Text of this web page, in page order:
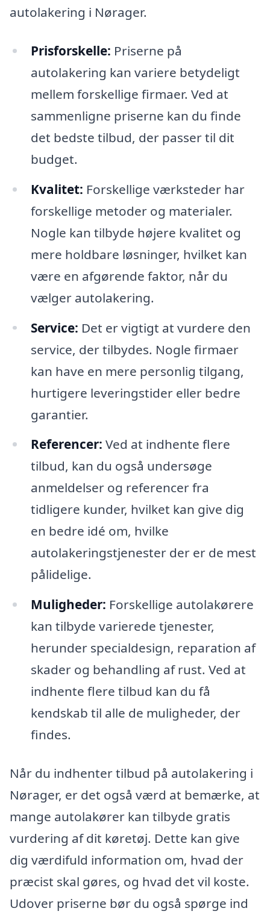
autolakering i Nørager.
Prisforskelle: Priserne på
autolakering kan variere betydeligt
mellem forskellige firmaer. Ved at
sammenligne priserne kan du finde
det bedste tilbud, der passer til dit
budget.
Kvalitet: Forskellige værksteder har
forskellige metoder og materialer.
Nogle kan tilbyde højere kvalitet og
mere holdbare løsninger, hvilket kan
være en afgørende faktor, når du
vælger autolakering.
Service: Det er vigtigt at vurdere den
service, der tilbydes. Nogle firmaer
kan have en mere personlig tilgang,
hurtigere leveringstider eller bedre
garantier.
Referencer: Ved at indhente flere
tilbud, kan du også undersøge
anmeldelser og referencer fra
tidligere kunder, hvilket kan give dig
en bedre idé om, hvilke
autolakeringstjenester der er de mest
pålidelige.
Muligheder: Forskellige autolakørere
kan tilbyde varierede tjenester,
herunder specialdesign, reparation af
skader og behandling af rust. Ved at
indhente flere tilbud kan du få
kendskab til alle de muligheder, der
findes.
Når du indhenter tilbud på autolakering i
Nørager, er det også værd at bemærke, at
mange autolakører kan tilbyde gratis
vurdering af dit køretøj. Dette kan give
dig værdifuld information om, hvad der
præcist skal gøres, og hvad det vil koste.
Udover priserne bør du også spørge ind